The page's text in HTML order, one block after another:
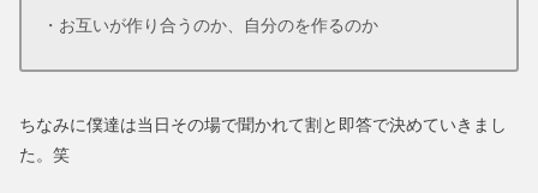
・お互いが作り合うのか、自分のを作るのか
ちなみに僕達は当日その場で聞かれて割と即答で決めていきまし
た。笑